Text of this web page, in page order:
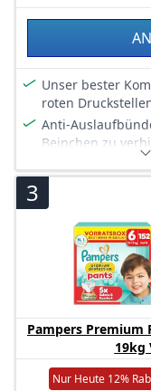
Unser bester
roten
Anti-
Beinchen zu
Stop und Schutz
zu verhindern
360° ultra
Bewegungen
Mit einem super
sofort absorbiert
Einfaches
zum Ausziehen
einrollen und
Skin Health
Kontakt mit
Mit Pampers
3
Pampers Premium
19kg
Nur Heute 12%